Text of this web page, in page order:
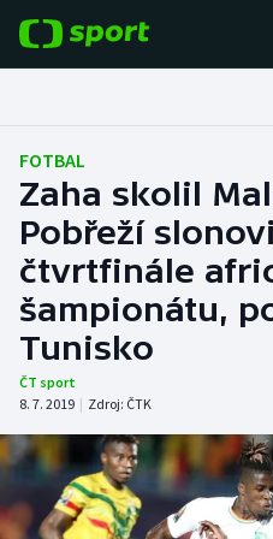
Fotbal
Hokej
Tenis
Atletika
Cyklistika
DALŠÍ SPORTY
Americký fotbal
NEPŘEHLÉDNĚTE
FOTBAL
Zaha skolil
Pobřeží
čtvrtfinále
šampionátu,
Tunisko
ČT sport
8. 7. 2019 | Zdroj: ČTK